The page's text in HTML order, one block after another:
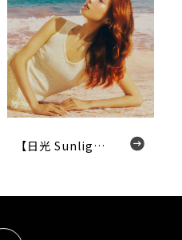
【日光 Sunlight】讓光，成為你的髮型濾鏡